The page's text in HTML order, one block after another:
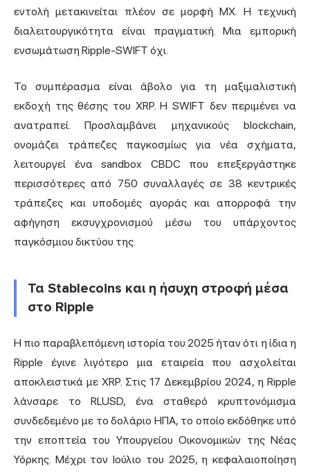
εντολή μετακινείται πλέον σε μορφή MX. Η τεχνική
διαλειτουργικότητα είναι πραγματική. Μια εμπορική
ενσωμάτωση Ripple-SWIFT όχι.
Το συμπέρασμα είναι άβολο για τη μαξιμαλιστική
εκδοχή της θέσης του XRP. Η SWIFT δεν περιμένει να
ανατραπεί. Προσλαμβάνει μηχανικούς blockchain,
ονομάζει τράπεζες παγκοσμίως για νέα σχήματα,
λειτουργεί ένα sandbox CBDC που επεξεργάστηκε
περισσότερες από 750 συναλλαγές σε 38 κεντρικές
τράπεζες και υποδομές αγοράς και απορροφά την
αφήγηση εκσυγχρονισμού μέσω του υπάρχοντος
παγκόσμιου δικτύου της.
Τα Stablecoins και η ήσυχη στροφή μέσα
στο Ripple
Η πιο παραβλεπόμενη ιστορία του 2025 ήταν ότι η ίδια η
Ripple έγινε λιγότερο μια εταιρεία που ασχολείται
αποκλειστικά με XRP. Στις 17 Δεκεμβρίου 2024, η Ripple
λάνσαρε το RLUSD, ένα σταθερό κρυπτονόμισμα
συνδεδεμένο με το δολάριο ΗΠΑ, το οποίο εκδόθηκε υπό
την εποπτεία του Υπουργείου Οικονομικών της Νέας
Υόρκης. Μέχρι τον Ιούλιο του 2025, η κεφαλαιοποίηση